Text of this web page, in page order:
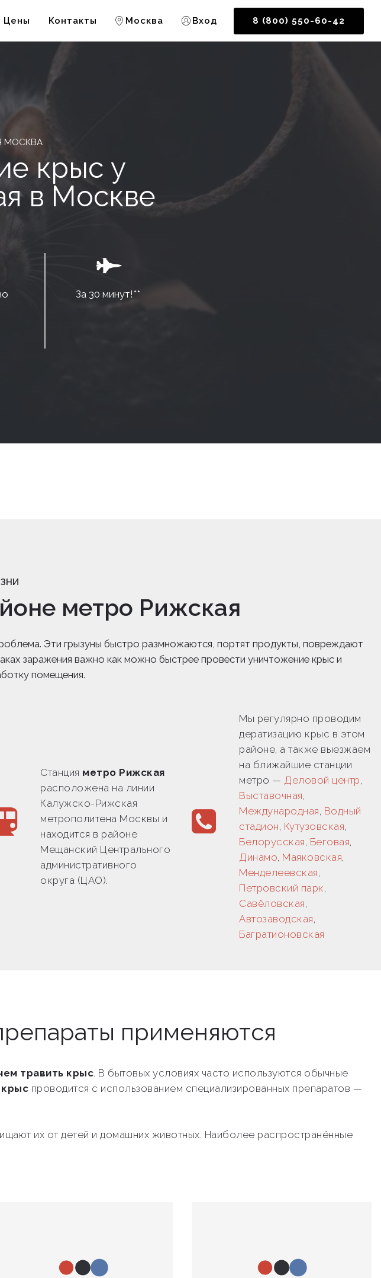
обработка
Цены Контакты Москва Вход 8 (800) 550-60-42
МОСКВА
крыс у
в Москве
За 30 минут!**
метро Рижская
Эти грызуны быстро размножаются, портят продукты, повреждают
заражения важно как можно быстрее провести уничтожение крыс и
помещения.
Станция метро Рижская
расположена на линии
Калужско-Рижская
метрополитена Москвы и
находится в районе
Мещанский Центрального
административного
округа (ЦАО).
Мы регулярно проводим
дератизацию крыс в этом
районе, а также выезжаем
на ближайшие станции
метро — Деловой центр,
Выставочная,
Международная, Водный
стадион, Кутузовская,
Белорусская, Беговая,
Динамо, Маяковская,
Менделеевская,
Петровский парк,
Савёловская,
Автозаводская,
Багратионовская
применяются
травить крыс. В бытовых условиях часто используются обычные
крыс проводится с использованием специализированных препаратов —
их от детей и домашних животных. Наиболее распространённые